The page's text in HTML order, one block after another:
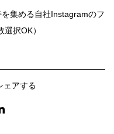
集める自社Instagramのフ
択OK）
ェアする